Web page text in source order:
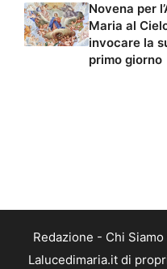
Novena per
Maria al
invocare la
primo giorno
Redazione - Chi Siamo
Lalucedimaria.it di